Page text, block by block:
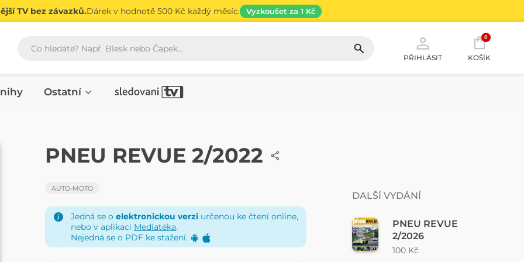
TV bez závazků.Dárek v hodnotě 500 Kč každý měsíc. Vyzkoušet za 1 Kč
Vyhledávání
PŘIHLÁSIT
0
KOŠÍK
Ostatní
ČASOPIS
PNEU REVUE 2/2022
AUTO-MOTO
Jedná se o elektronickou verzi určenou ke čtení online,
nebo v aplikaci Mediatéka.
Nejedná se o PDF ke stažení.
DALŠÍ VYDÁNÍ
PNEU REVUE
2/2026
100 Kč